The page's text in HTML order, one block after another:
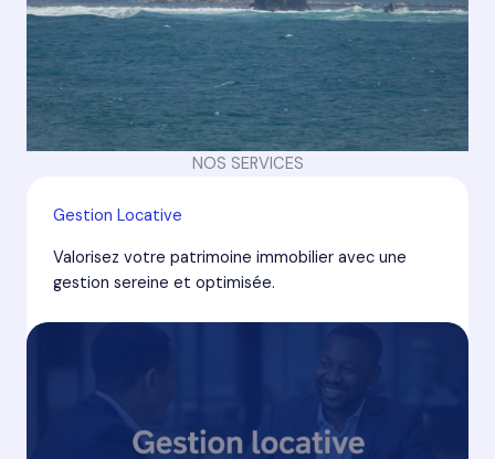
NOS SERVICES
Gestion Locative
Valorisez votre patrimoine immobilier avec une
gestion sereine et optimisée.